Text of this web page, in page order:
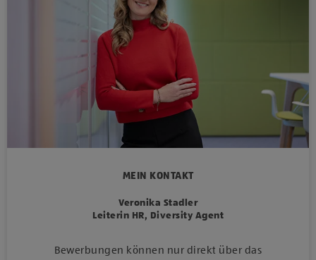
MEIN KONTAKT
Veronika Stadler
Leiterin HR, Diversity Agent
Bewerbungen können nur direkt über das